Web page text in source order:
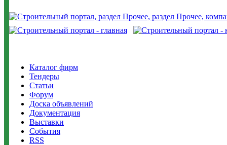
Каталог фирм
Тендеры
Статьи
Форум
Доска объявлений
Документация
Выставки
События
RSS